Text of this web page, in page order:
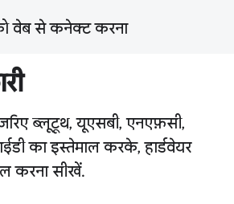
को वेब से कनेक्ट करना
ब्लूटूथ, यूएसबी, एनएफ़सी,
का इस्तेमाल करके, हार्डवेयर
करना सीखें.